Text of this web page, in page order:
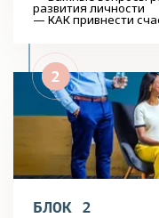
развития личности
— КАК привнести
БЛОК 2